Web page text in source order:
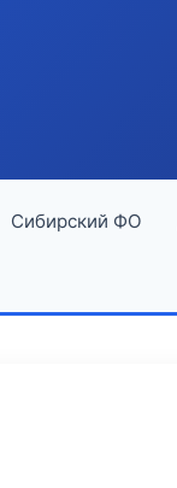
Сибирский ФО